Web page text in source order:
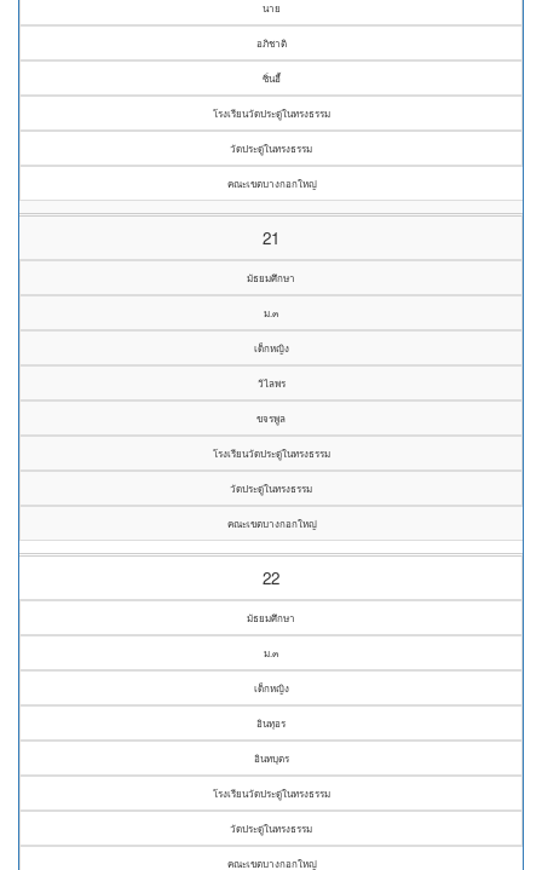
นาย
อภิชาติ
ซิ่นฮี้
โรงเรียนวัดประดู่ในทรงธรรม
วัดประดู่ในทรงธรรม
คณะเขตบางกอกใหญ่
21
มัธยมศึกษา
ม.๓
เด็กหญิง
วิไลพร
ขจรพูล
โรงเรียนวัดประดู่ในทรงธรรม
วัดประดู่ในทรงธรรม
คณะเขตบางกอกใหญ่
22
มัธยมศึกษา
ม.๓
เด็กหญิง
อินทุอร
อินทบุตร
โรงเรียนวัดประดู่ในทรงธรรม
วัดประดู่ในทรงธรรม
คณะเขตบางกอกใหญ่